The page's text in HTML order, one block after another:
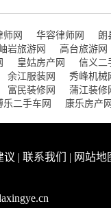
师网 华容律师网 朗
岩旅游网 高台旅游网
皇姑房产网 信义二
余江服装网 秀峰机械
富民装修网 蒲江装修
乐二手车网 康乐房产网
议 | 联系我们 | 网站地